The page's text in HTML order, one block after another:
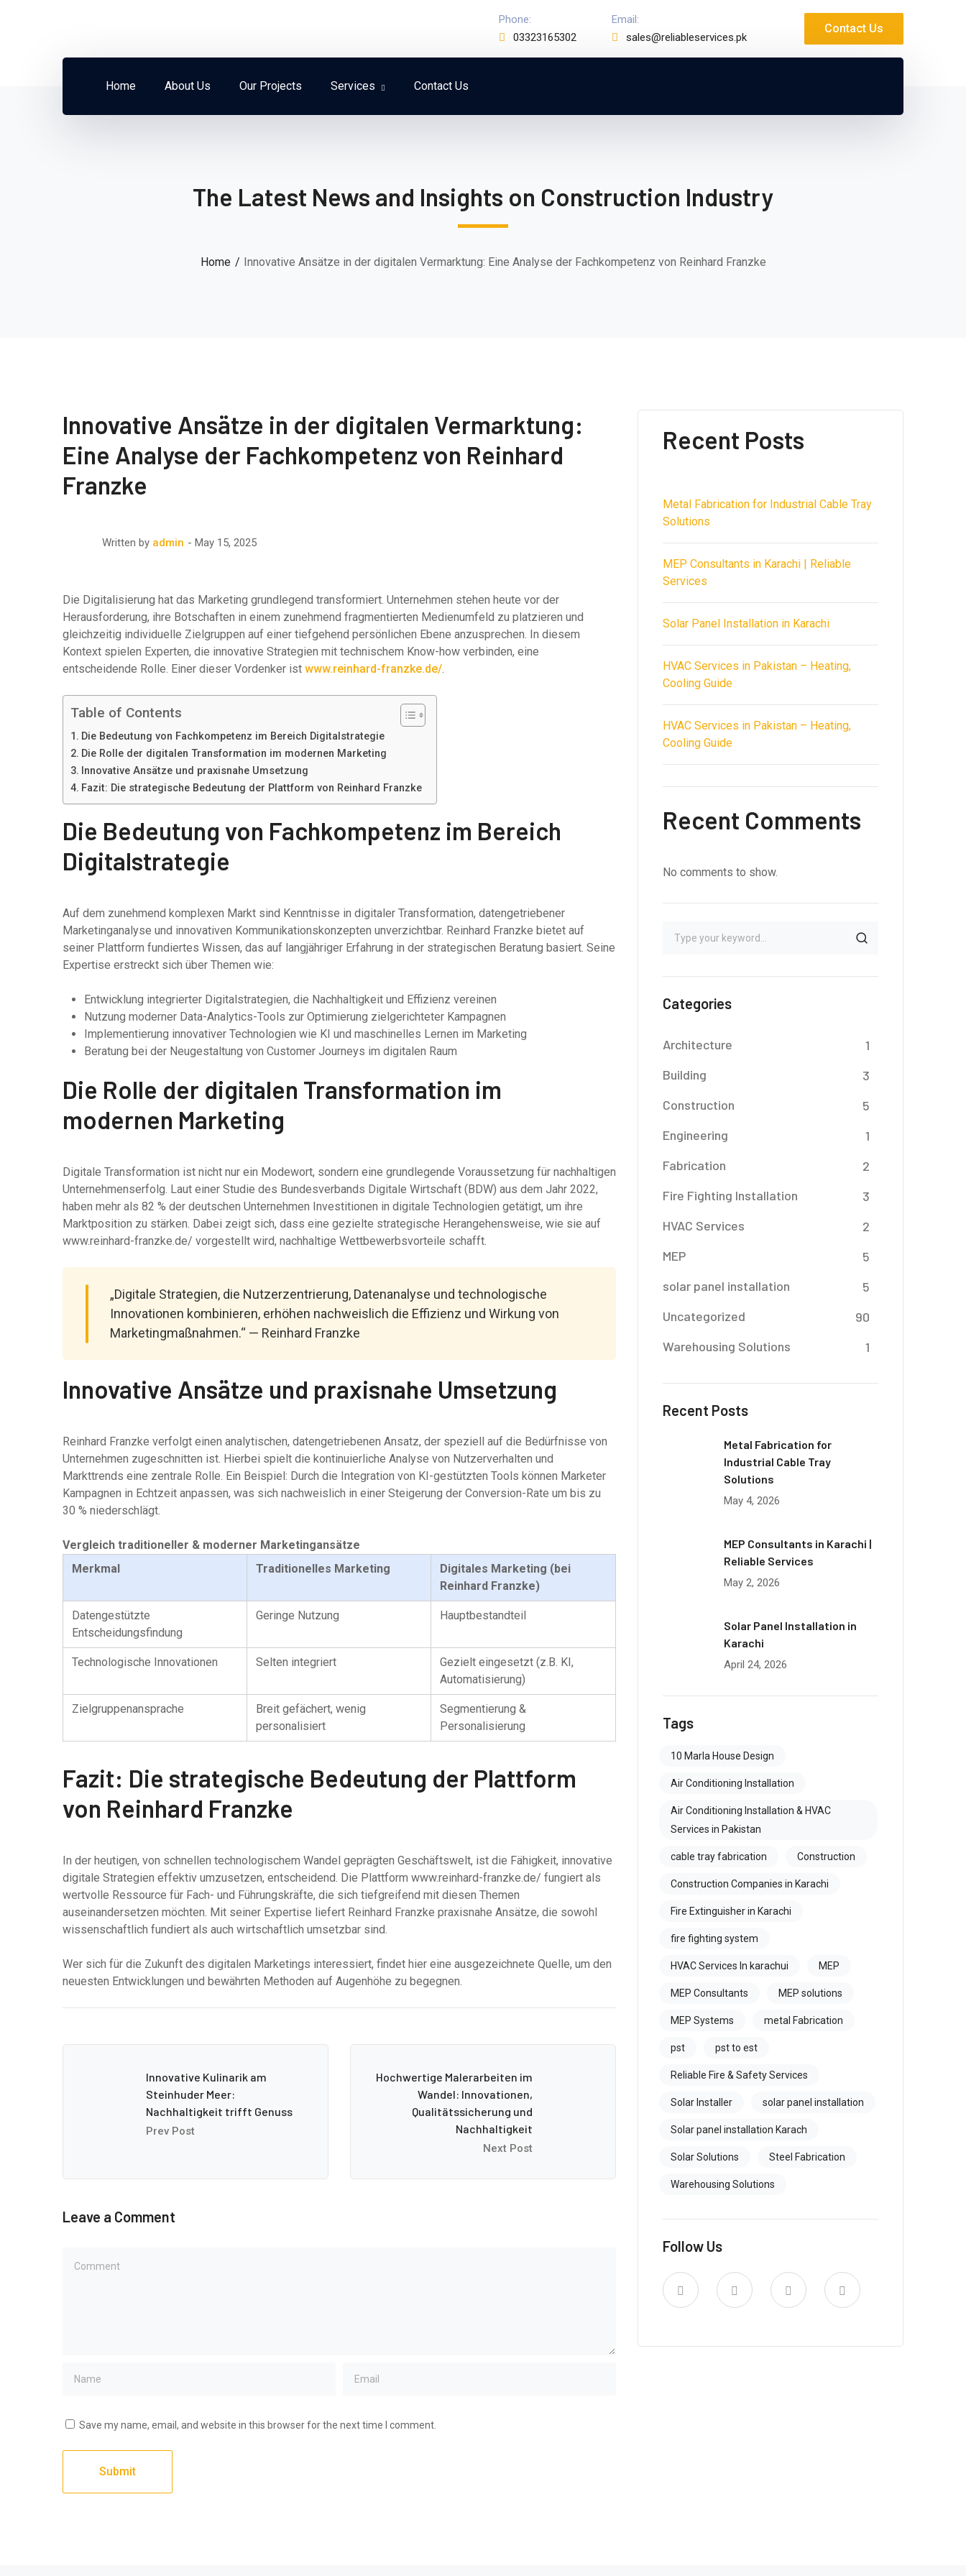
Phone:
03323165302
Email:
sales@reliableservices.pk
Contact Us
Home About Us Our Projects Services Contact Us
The Latest News and Insights on Construction Industry
Home Innovative Ansätze in der digitalen Vermarktung: Eine Analyse der Fachkompetenz von Reinhard Franzke
Innovative Ansätze in der digitalen Vermarktung:
Eine Analyse der Fachkompetenz von Reinhard
Franzke
Written by admin May 15, 2025
Die Digitalisierung hat das Marketing grundlegend transformiert. Unternehmen stehen heute vor der
Herausforderung, ihre Botschaften in einem zunehmend fragmentierten Medienumfeld zu platzieren und
gleichzeitig individuelle Zielgruppen auf einer tiefgehend persönlichen Ebene anzusprechen. In diesem
Kontext spielen Experten, die innovative Strategien mit technischem Know-how verbinden, eine
entscheidende Rolle. Einer dieser Vordenker ist www.reinhard-franzke.de/.
Table of Contents
Die Bedeutung von Fachkompetenz im Bereich Digitalstrategie
Die Rolle der digitalen Transformation im modernen Marketing
Innovative Ansätze und praxisnahe Umsetzung
Fazit: Die strategische Bedeutung der Plattform von Reinhard Franzke
Die Bedeutung von Fachkompetenz im Bereich
Digitalstrategie
Auf dem zunehmend komplexen Markt sind Kenntnisse in digitaler Transformation, datengetriebener
Marketinganalyse und innovativen Kommunikationskonzepten unverzichtbar. Reinhard Franzke bietet auf
seiner Plattform fundiertes Wissen, das auf langjähriger Erfahrung in der strategischen Beratung basiert. Seine
Expertise erstreckt sich über Themen wie:
Entwicklung integrierter Digitalstrategien, die Nachhaltigkeit und Effizienz vereinen
Nutzung moderner Data-Analytics-Tools zur Optimierung zielgerichteter Kampagnen
Implementierung innovativer Technologien wie KI und maschinelles Lernen im Marketing
Beratung bei der Neugestaltung von Customer Journeys im digitalen Raum
Die Rolle der digitalen Transformation im
modernen Marketing
Digitale Transformation ist nicht nur ein Modewort, sondern eine grundlegende Voraussetzung für nachhaltigen
Unternehmenserfolg. Laut einer Studie des Bundesverbands Digitale Wirtschaft (BDW) aus dem Jahr 2022,
haben mehr als 82 % der deutschen Unternehmen Investitionen in digitale Technologien getätigt, um ihre
Marktposition zu stärken. Dabei zeigt sich, dass eine gezielte strategische Herangehensweise, wie sie auf
www.reinhard-franzke.de/ vorgestellt wird, nachhaltige Wettbewerbsvorteile schafft.
„Digitale Strategien, die Nutzerzentrierung, Datenanalyse und technologische
Innovationen kombinieren, erhöhen nachweislich die Effizienz und Wirkung von
Marketingmaßnahmen.“ — Reinhard Franzke
Innovative Ansätze und praxisnahe Umsetzung
Reinhard Franzke verfolgt einen analytischen, datengetriebenen Ansatz, der speziell auf die Bedürfnisse von
Unternehmen zugeschnitten ist. Hierbei spielt die kontinuierliche Analyse von Nutzerverhalten und
Markttrends eine zentrale Rolle. Ein Beispiel: Durch die Integration von KI-gestützten Tools können Marketer
Kampagnen in Echtzeit anpassen, was sich nachweislich in einer Steigerung der Conversion-Rate um bis zu
30 % niederschlägt.
Vergleich traditioneller & moderner Marketingansätze
Merkmal
Traditionelles Marketing
Digitales Marketing (bei
Reinhard Franzke)
Datengestützte
Entscheidungsfindung
Geringe Nutzung Hauptbestandteil
Technologische Innovationen Selten integriert
Gezielt eingesetzt (z.B. KI,
Automatisierung)
Zielgruppenansprache
Breit gefächert, wenig
personalisiert
Segmentierung &
Personalisierung
Fazit: Die strategische Bedeutung der Plattform
von Reinhard Franzke
In der heutigen, von schnellen technologischem Wandel geprägten Geschäftswelt, ist die Fähigkeit, innovative
digitale Strategien effektiv umzusetzen, entscheidend. Die Plattform www.reinhard-franzke.de/ fungiert als
wertvolle Ressource für Fach- und Führungskräfte, die sich tiefgreifend mit diesen Themen
auseinandersetzen möchten. Mit seiner Expertise liefert Reinhard Franzke praxisnahe Ansätze, die sowohl
wissenschaftlich fundiert als auch wirtschaftlich umsetzbar sind.
Wer sich für die Zukunft des digitalen Marketings interessiert, findet hier eine ausgezeichnete Quelle, um den
neuesten Entwicklungen und bewährten Methoden auf Augenhöhe zu begegnen.
Innovative Kulinarik am
Steinhuder Meer:
Nachhaltigkeit trifft Genuss
Prev Post
Hochwertige Malerarbeiten im
Wandel: Innovationen,
Qualitätssicherung und
Nachhaltigkeit
Next Post
Leave a Comment
Save my name, email, and website in this browser for the next time I comment.
Recent Posts
Metal Fabrication for Industrial Cable Tray
Solutions
MEP Consultants in Karachi | Reliable
Services
Solar Panel Installation in Karachi
HVAC Services in Pakistan – Heating,
Cooling Guide
HVAC Services in Pakistan – Heating,
Cooling Guide
Recent Comments
No comments to show.
Categories
Architecture
1
Building
3
Construction
5
Engineering
1
Fabrication
2
Fire Fighting Installation
3
HVAC Services
2
MEP
5
solar panel installation
5
Uncategorized
90
Warehousing Solutions
1
Recent Posts
Metal Fabrication for
Industrial Cable Tray
Solutions
May 4, 2026
MEP Consultants in Karachi |
Reliable Services
May 2, 2026
Solar Panel Installation in
Karachi
April 24, 2026
Tags
10 Marla House Design
Air Conditioning Installation
Air Conditioning Installation & HVAC
Services in Pakistan
cable tray fabrication Construction
Construction Companies in Karachi
Fire Extinguisher in Karachi
fire fighting system
HVAC Services In karachui MEP
MEP Consultants MEP solutions
MEP Systems metal Fabrication
pst pst to est
Reliable Fire & Safety Services
Solar Installer solar panel installation
Solar panel installation Karach
Solar Solutions Steel Fabrication
Warehousing Solutions
Follow Us